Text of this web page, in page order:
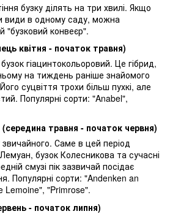
бузку ділять на три хвилі. Якщо
види в одному саду, можна
"бузковий конвеєр".
квітня - початок травня)
гіацинтокольоровий. Це гібрид,
на тиждень раніше знайомого
суцвіття трохи більш пухкі, але
Популярні сорти: "Anabel",
(середина травня - початок червня)
Саме в цей період
бузок Колесникова та сучасні
смузі пік зазвичай посідає
Популярні сорти: "Andenken an
Lemoine", "Primrose".
- початок липня)